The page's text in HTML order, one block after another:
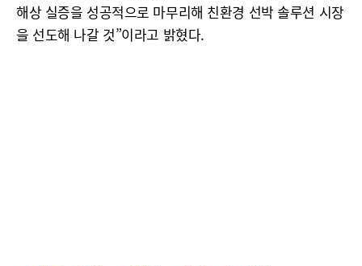
해상 실증을 성공적으로 마무리해 친환경 선박 솔루션 시장
을 선도해 나갈 것”이라고 밝혔다.